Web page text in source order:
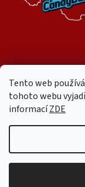
Tento web
tohoto webu
informacíZDE
Copyright 2026